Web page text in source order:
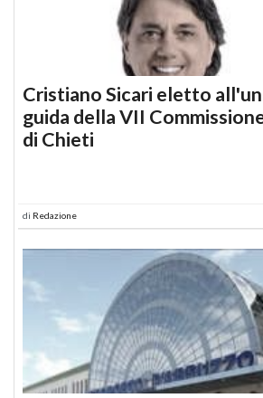
Cristiano Sicari eletto
guida della VII
di Chieti
di Redazione